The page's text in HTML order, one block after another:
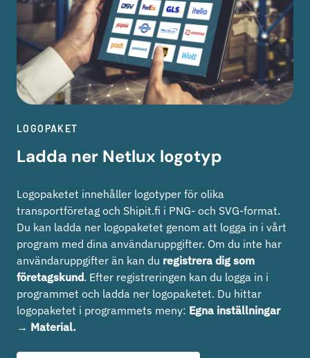
LOGOPAKET
Ladda ner Netlux logotyp
Logopaketet innehåller logotyper för olika
transportföretag och Shipit.fi i PNG- och SVG-format.
Du kan ladda ner logopaketet genom att logga in i vårt
program med dina användaruppgifter. Om du inte har
användaruppgifter än kan du registrera dig som
företagskund. Efter registreringen kan du logga in i
programmet och ladda ner logopaketet. Du hittar
logopaketet i programmets meny: Egna inställningar
→ Material.